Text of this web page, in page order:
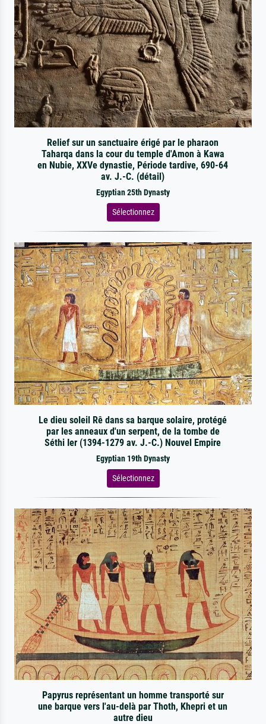
Relief sur un sanctuaire érigé par le pharaon
Taharqa dans la cour du temple d'Amon à Kawa
en Nubie, XXVe dynastie, Période tardive, 690-64
av. J.-C. (détail)
Egyptian 25th Dynasty
Sélectionnez
Le dieu soleil Rê dans sa barque solaire, protégé
par les anneaux d'un serpent, de la tombe de
Séthi Ier (1394-1279 av. J.-C.) Nouvel Empire
Egyptian 19th Dynasty
Sélectionnez
Papyrus représentant un homme transporté sur
une barque vers l'au-delà par Thoth, Khepri et un
autre dieu